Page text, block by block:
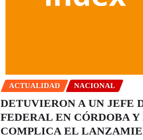
ACTUALIDAD NACIONAL
DETUVIERON A UN JEFE
FEDERAL EN CÓRDOBA Y
COMPLICA EL